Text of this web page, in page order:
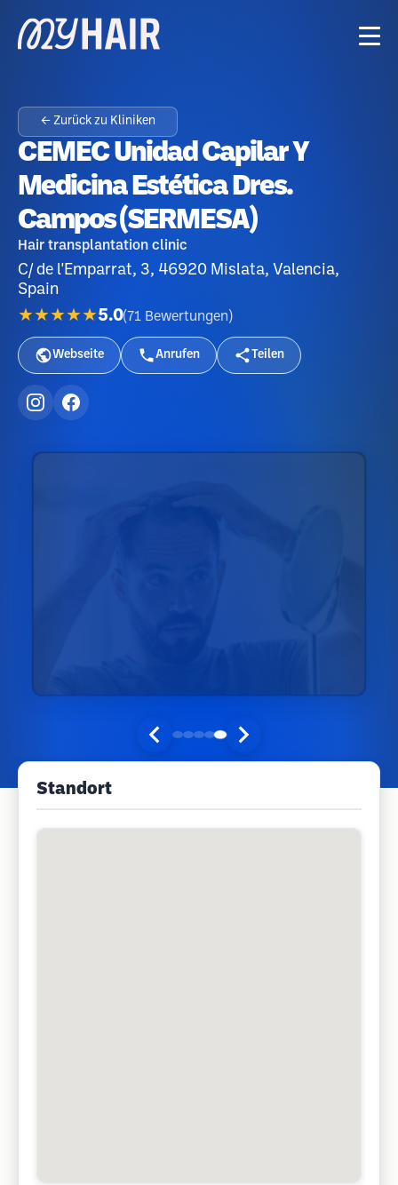
← Zurück zu Kliniken
CEMEC Unidad Capilar Y
Medicina Estética Dres.
Campos (SERMESA)
Hair transplantation clinic
C/ de l'Emparrat, 3, 46920 Mislata, Valencia,
Spain
★★★★★5.0(71 Bewertungen )
Webseite Anrufen Teilen
Standort